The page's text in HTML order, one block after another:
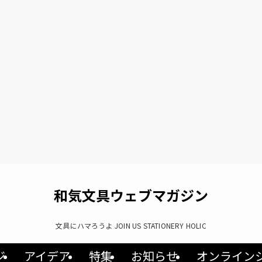
和気文具ウェブマガジン
文具にハマろうよ JOIN US STATIONERY HOLIC
アイデア 特集 お知らせ オンライン